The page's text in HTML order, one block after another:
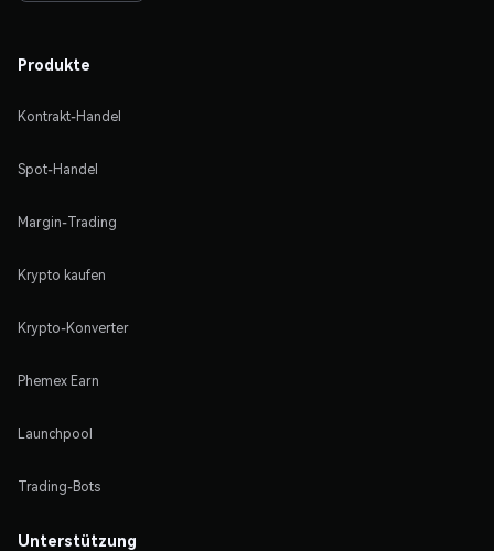
Produkte
Kontrakt-Handel
Spot-Handel
Margin-Trading
Krypto kaufen
Krypto-Konverter
Phemex Earn
Launchpool
Trading-Bots
Unterstützung